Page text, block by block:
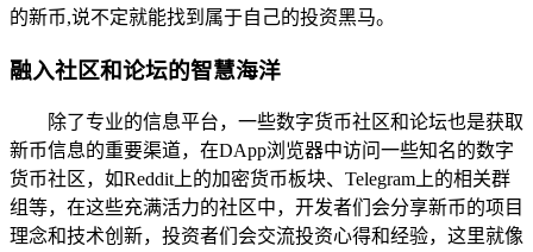
的新币,说不定就能找到属于自己的投资黑马。
融入社区和论坛的智慧海洋
除了专业的信息平台，一些数字货币社区和论坛也是获取
新币信息的重要渠道，在DApp浏览器中访问一些知名的数字
货币社区，如Reddit上的加密货币板块、Telegram上的相关群
组等，在这些充满活力的社区中，开发者们会分享新币的项目
理念和技术创新，投资者们会交流投资心得和经验，这里就像